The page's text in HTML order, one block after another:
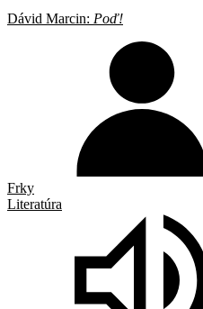
Dávid Marcin: Poď!
Frky
Literatúra